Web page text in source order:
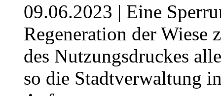
09.06.2023 | Eine
Regeneration der Wiese
des Nutzungsdruckes
so die Stadtverwaltung